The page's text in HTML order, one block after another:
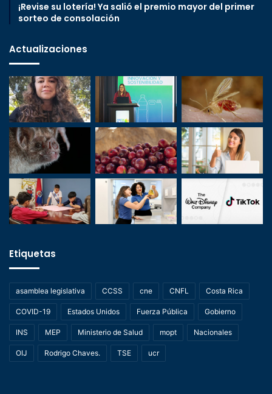
¡Revise su lotería! Ya salió el premio mayor del primer
sorteo de consolación
Actualizaciones
Etiquetas
asamblea legislativa CCSS cne CNFL Costa Rica
COVID-19 Estados Unidos Fuerza Pública Gobierno
INS MEP Ministerio de Salud mopt Nacionales
OIJ Rodrigo Chaves. TSE ucr